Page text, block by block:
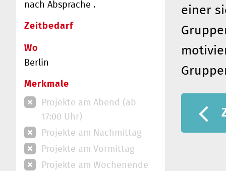
nach Absprache .
Zeitbedarf
Wo
Berlin
Merkmale
Projekte am Abend (ab
17:00 Uhr)
Projekte am Nachmittag
Projekte am Vormittag
Projekte am Wochenende
einer